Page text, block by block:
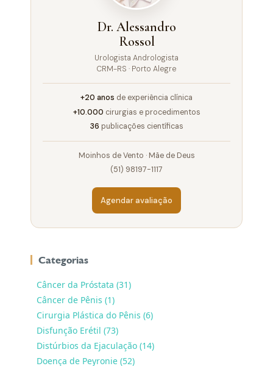
Dr. Alessandro
Rossol
Urologista Andrologista
CRM-RS · Porto Alegre
+20 anos de experiência clínica
+10.000 cirurgias e procedimentos
36 publicações científicas
Moinhos de Vento · Mãe de Deus
(51) 98197-1117
Agendar avaliação
Categorias
Câncer da Próstata (31)
Câncer de Pênis (1)
Cirurgia Plástica do Pênis (6)
Disfunção Erétil (73)
Distúrbios da Ejaculação (14)
Doença de Peyronie (52)